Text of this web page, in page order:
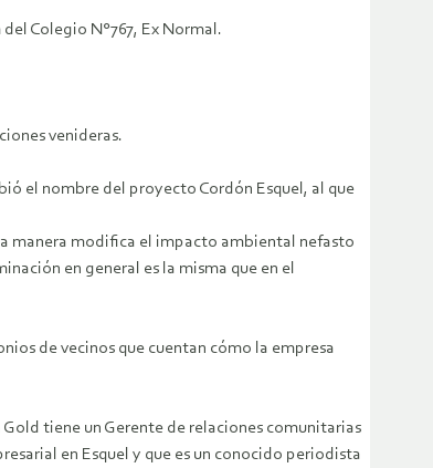
Colegio N°767, Ex Normal.
venideras.
el nombre del proyecto Cordón Esquel, al que
manera modifica el impacto ambiental nefasto
en general es la misma que en el
de vecinos que cuentan cómo la empresa
tiene un Gerente de relaciones comunitarias
en Esquel y que es un conocido periodista